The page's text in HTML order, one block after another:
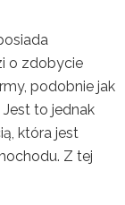
o zdobycie
podobnie jak
to jednak
która jest
Z tej